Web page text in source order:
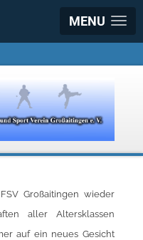
MENU
Großaitingen wieder
aller Altersklassen
auf ein neues Gesicht